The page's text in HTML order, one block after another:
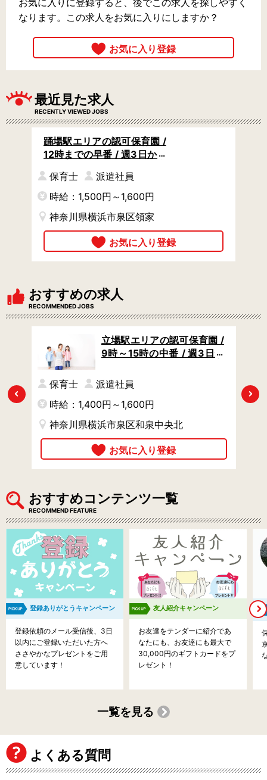
お気に入りに登録すると、後でこの求人を探しやすく
なります。この求人をお気に入りにしますか？
最近見た求人
RECENTLY VIEWED JOBS
踊場駅エリアの認可保育園 /
12時までの早番 / 週3日から
保育士
派遣社員
時給：1,500円～1,600円
神奈川県横浜市泉区領家
おすすめの求人
RECOMMENDED JOBS
Previous
立場駅エリアの認可保育園 /
9時～15時の中番 / 週3日か
におすすめ
保育士
派遣社員
時給：1,400円～1,600円
神奈川県横浜市泉区和泉中央北
Next
おすすめコンテンツ一覧
RECOMMEND FEATURE
登録ありがとうキャンペーン
登録依頼のメール受信後、3日
以内にご登録いただいた方へ
ささやかなプレゼントをご用
意しています！
友人紹介キャンペーン
お友達をテンダーに紹介であ
なたにも、お友達にも最大で
30,000円のギフトカードをプ
レゼント！
一覧を見る
よくある質問